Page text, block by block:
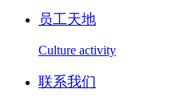
员工天地
Culture activity
联系我们